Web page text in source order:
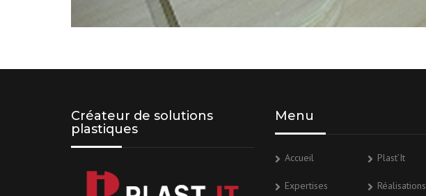
Créateur de solutions
plastiques
Menu
Accueil Plast’It
Expertises Réalisations